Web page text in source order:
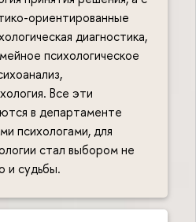
ориентированные
диагностика,
психологическое
Все эти
в департаменте
психологами, для
стал выбором не
и судьбы.